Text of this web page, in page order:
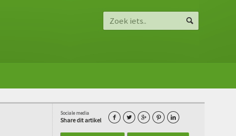
Sociale media
Share dit artikel     